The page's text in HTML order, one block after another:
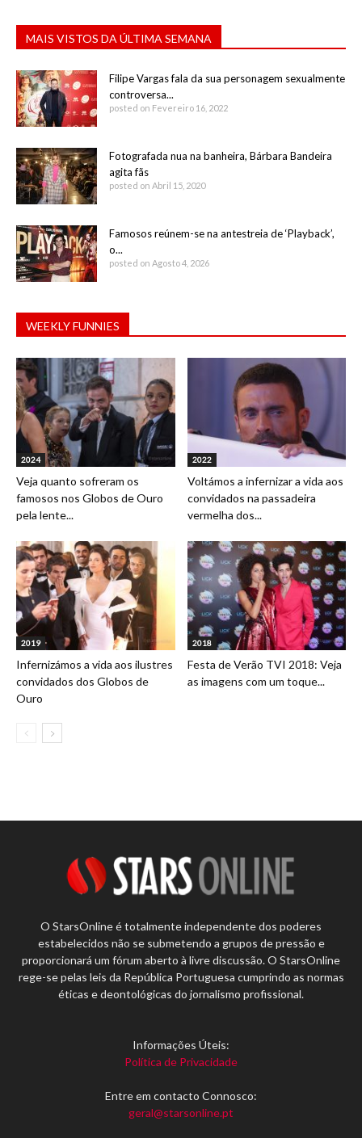
MAIS VISTOS DA ÚLTIMA SEMANA
Filipe Vargas fala da sua personagem sexualmente
controversa...
posted on Fevereiro 16, 2022
Fotografada nua na banheira, Bárbara Bandeira
agita fãs
posted on Abril 15, 2020
Famosos reúnem-se na antestreia de ‘Playback’,
o...
posted on Agosto 4, 2026
WEEKLY FUNNIES
2024
Veja quanto sofreram os
famosos nos Globos de Ouro
pela lente...
2022
Voltámos a infernizar a vida aos
convidados na passadeira
vermelha dos...
2019
Infernizámos a vida aos ilustres
convidados dos Globos de
Ouro
2018
Festa de Verão TVI 2018: Veja
as imagens com um toque...
O StarsOnline é totalmente independente dos poderes
estabelecidos não se submetendo a grupos de pressão e
proporcionará um fórum aberto à livre discussão. O StarsOnline
rege-se pelas leis da República Portuguesa cumprindo as normas
éticas e deontológicas do jornalismo profissional.
Informações Úteis:
Política de Privacidade
Entre em contacto Connosco:
geral@starsonline.pt